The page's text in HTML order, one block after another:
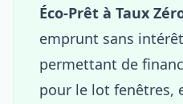
Éco-Prêt à Taux
emprunt sans
permettant de
pour le lot fenêtres,